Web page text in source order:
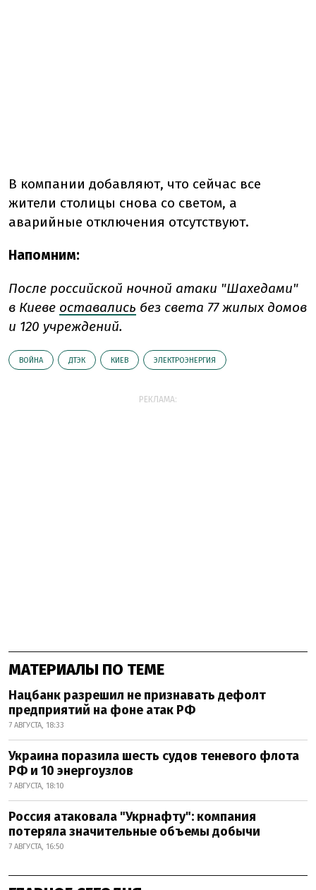
В компании добавляют, что сейчас все
жители столицы снова со светом, а
аварийные отключения отсутствуют.
Напомним:
После российской ночной атаки "Шахедами"
в Киеве оставались без света 77 жилых домов
и 120 учреждений.
ВОЙНА ДТЭК КИЕВ ЭЛЕКТРОЭНЕРГИЯ
РЕКЛАМА:
МАТЕРИАЛЫ ПО ТЕМЕ
Нацбанк разрешил не признавать дефолт
предприятий на фоне атак РФ
7 АВГУСТА, 18:33
Украина поразила шесть судов теневого флота
РФ и 10 энергоузлов
7 АВГУСТА, 18:10
Россия атаковала "Укрнафту": компания
потеряла значительные объемы добычи
7 АВГУСТА, 16:50